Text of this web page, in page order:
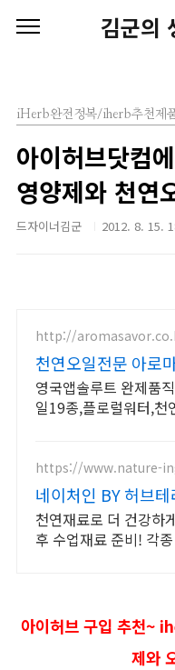
김군의
iHerb완전정복/iherb추천제
아이허브닷컴
영양제와 천연
드자이너김군 2012. 8. 15.
http://
천연오일전문 아로
영국앱솔루트 완제품
일19종,플로럴워터,천
https://www.nature-
네이처인 BY 허브
DIY화장품 레시피!
천연재료로 더 건강하
후 수업재료 준비! 각
아이허브 구입 추천~
제와